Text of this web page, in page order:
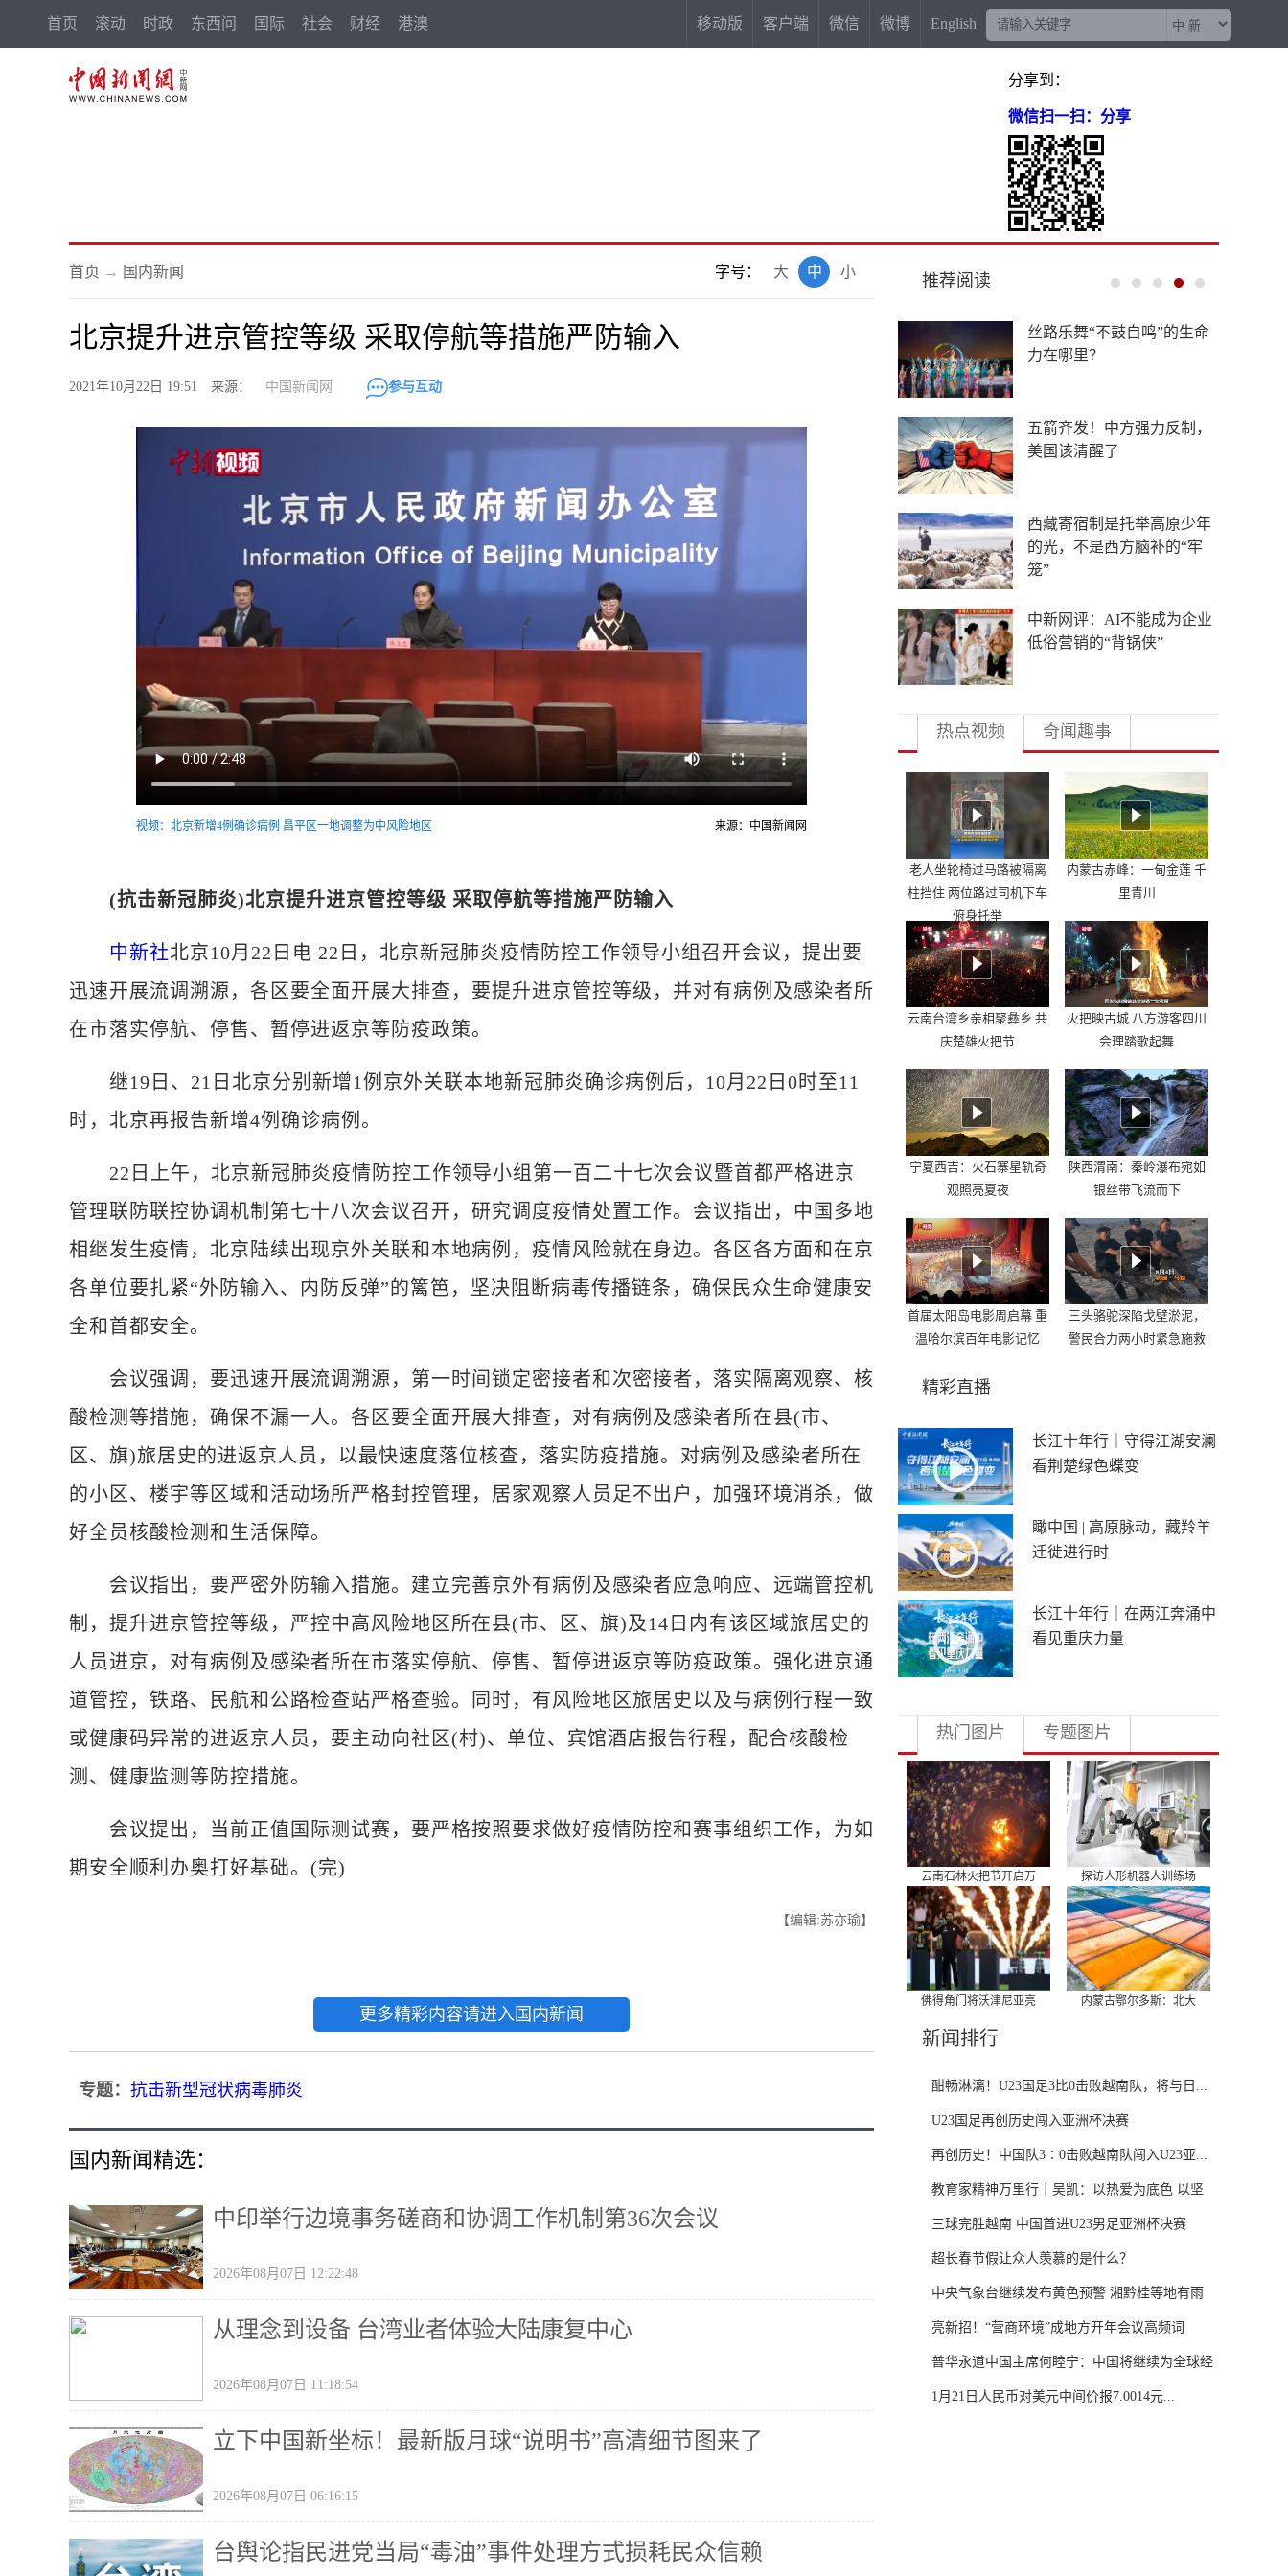
首页 滚动 时政 东西问 国际 社会 财经 港澳 移动版 客户端 微信 微博 English
分享到：
微信扫一扫：分享
首页 → 国内新闻 字号： 小
中
大
北京提升进京管控等级 采取停航等措施严防输入
2021年10月22日 19:51 来源： 中国新闻网 参与互动
视频：北京新增4例确诊病例 昌平区一地调整为中风险地区 来源：中国新闻网
(抗击新冠肺炎)北京提升进京管控等级 采取停航等措施严防输入
中新社北京10月22日电 22日，北京新冠肺炎疫情防控工作领导小组召开会议，提出要
迅速开展流调溯源，各区要全面开展大排查，要提升进京管控等级，并对有病例及感染者所
在市落实停航、停售、暂停进返京等防疫政策。
继19日、21日北京分别新增1例京外关联本地新冠肺炎确诊病例后，10月22日0时至11
时，北京再报告新增4例确诊病例。
22日上午，北京新冠肺炎疫情防控工作领导小组第一百二十七次会议暨首都严格进京
管理联防联控协调机制第七十八次会议召开，研究调度疫情处置工作。会议指出，中国多地
相继发生疫情，北京陆续出现京外关联和本地病例，疫情风险就在身边。各区各方面和在京
各单位要扎紧“外防输入、内防反弹”的篱笆，坚决阻断病毒传播链条，确保民众生命健康安
全和首都安全。
会议强调，要迅速开展流调溯源，第一时间锁定密接者和次密接者，落实隔离观察、核
酸检测等措施，确保不漏一人。各区要全面开展大排查，对有病例及感染者所在县(市、
区、旗)旅居史的进返京人员，以最快速度落位核查，落实防疫措施。对病例及感染者所在
的小区、楼宇等区域和活动场所严格封控管理，居家观察人员足不出户，加强环境消杀，做
好全员核酸检测和生活保障。
会议指出，要严密外防输入措施。建立完善京外有病例及感染者应急响应、远端管控机
制，提升进京管控等级，严控中高风险地区所在县(市、区、旗)及14日内有该区域旅居史的
人员进京，对有病例及感染者所在市落实停航、停售、暂停进返京等防疫政策。强化进京通
道管控，铁路、民航和公路检查站严格查验。同时，有风险地区旅居史以及与病例行程一致
或健康码异常的进返京人员，要主动向社区(村)、单位、宾馆酒店报告行程，配合核酸检
测、健康监测等防控措施。
会议提出，当前正值国际测试赛，要严格按照要求做好疫情防控和赛事组织工作，为如
期安全顺利办奥打好基础。(完)
【编辑:苏亦瑜】
更多精彩内容请进入国内新闻
专题： 抗击新型冠状病毒肺炎
国内新闻精选：
中印举行边境事务磋商和协调工作机制第36次会议
2026年08月07日 12:22:48
从理念到设备 台湾业者体验大陆康复中心
2026年08月07日 11:18:54
立下中国新坐标！最新版月球“说明书”高清细节图来了
2026年08月07日 06:16:15
台舆论指民进党当局“毒油”事件处理方式损耗民众信赖
推荐阅读
丝路乐舞“不鼓自鸣”的生命
力在哪里？
五箭齐发！中方强力反制，
美国该清醒了
西藏寄宿制是托举高原少年
的光，不是西方脑补的“牢
笼”
中新网评：AI不能成为企业
低俗营销的“背锅侠”
热点视频 奇闻趣事
老人坐轮椅过马路被隔离
柱挡住 两位路过司机下车
俯身托举
内蒙古赤峰：一甸金莲 千
里青川
云南台湾乡亲相聚彝乡 共
庆楚雄火把节
火把映古城 八方游客四川
会理踏歌起舞
宁夏西吉：火石寨星轨奇
观照亮夏夜
陕西渭南：秦岭瀑布宛如
银丝带飞流而下
首届太阳岛电影周启幕 重
温哈尔滨百年电影记忆
三头骆驼深陷戈壁淤泥，
警民合力两小时紧急施救
精彩直播
长江十年行｜守得江湖安澜
看荆楚绿色蝶变
瞰中国 | 高原脉动，藏羚羊
迁徙进行时
长江十年行｜在两江奔涌中
看见重庆力量
热门图片 专题图片
云南石林火把节开启万 探访人形机器人训练场
佛得角门将沃津尼亚亮 内蒙古鄂尔多斯：北大
新闻排行
酣畅淋漓！U23国足3比0击败越南队，将与日...
U23国足再创历史闯入亚洲杯决赛
再创历史！中国队3∶0击败越南队闯入U23亚...
教育家精神万里行｜吴凯：以热爱为底色 以坚
守...
三球完胜越南 中国首进U23男足亚洲杯决赛
超长春节假让众人羡慕的是什么？
中央气象台继续发布黄色预警 湘黔桂等地有雨
雪...
亮新招！“营商环境”成地方开年会议高频词
普华永道中国主席何睦宁：中国将继续为全球经
济...
1月21日人民币对美元中间价报7.0014元...